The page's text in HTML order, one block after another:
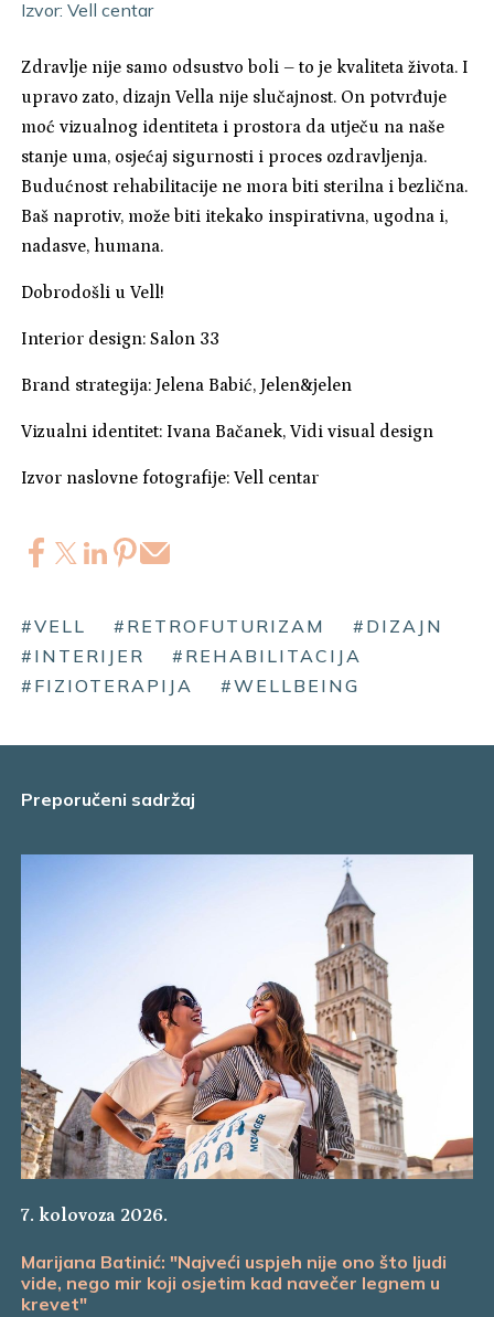
Izvor: Vell centar
Zdravlje nije samo odsustvo boli – to je kvaliteta života. I
upravo zato, dizajn Vella nije slučajnost. On potvrđuje
moć vizualnog identiteta i prostora da utječu na naše
stanje uma, osjećaj sigurnosti i proces ozdravljenja.
Budućnost rehabilitacije ne mora biti sterilna i bezlična.
Baš naprotiv, može biti itekako inspirativna, ugodna i,
nadasve, humana.
Dobrodošli u Vell!
Interior design: Salon 33
Brand strategija: Jelena Babić, Jelen&jelen
Vizualni identitet: Ivana Bačanek, Vidi visual design
Izvor naslovne fotografije: Vell centar
#VELL #RETROFUTURIZAM
#DIZAJN
#INTERIJER
#REHABILITACIJA
#FIZIOTERAPIJA
#WELLBEING
Preporučeni sadržaj
7. kolovoza 2026.
Marijana Batinić: "Najveći uspjeh nije ono što ljudi
vide, nego mir koji osjetim kad navečer legnem u
krevet"